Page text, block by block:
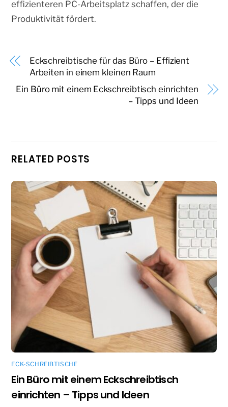
effizienteren PC-Arbeitsplatz schaffen, der die
Produktivität fördert.
Eckschreibtische für das Büro – Effizient
Arbeiten in einem kleinen Raum
Ein Büro mit einem Eckschreibtisch einrichten
– Tipps und Ideen
RELATED POSTS
ECK-SCHREIBTISCHE
Ein Büro mit einem Eckschreibtisch
einrichten – Tipps und Ideen